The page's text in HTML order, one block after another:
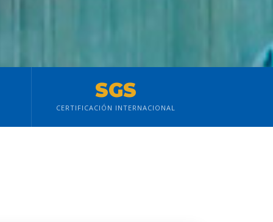
SGS
CERTIFICACIÓN INTERNACIONAL